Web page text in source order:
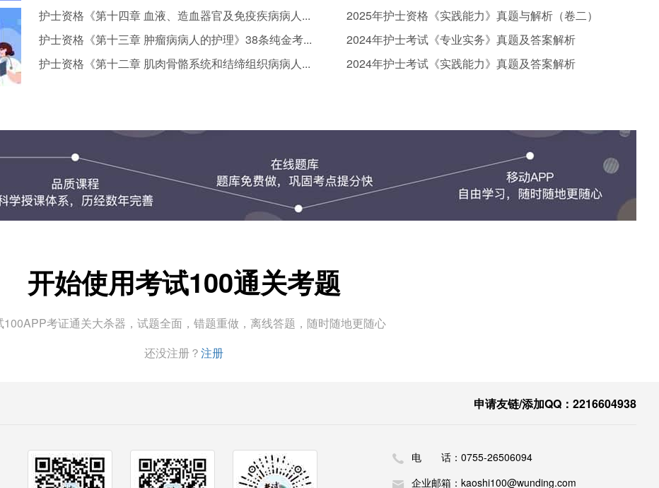
护士资格《第十四章 血液、造血器官及免疫疾病病人...
护士资格《第十三章 肿瘤病病人的护理》38条纯金考...
护士资格《第十二章 肌肉骨骼系统和结缔组织病病人...
2025年护士资格《实践能力》真题与解析（卷二）
2024年护士考试《专业实务》真题及答案解析
2024年护士考试《实践能力》真题及答案解析
开始使用考试100通关考题
100APP考证通关大杀器，试题全面，错题重做，离线答题，随时随地更随心
还没注册？注册
申请友链/添加QQ：2216604938
电 话：0755-26506094
企业邮箱：kaoshi100@wunding.com